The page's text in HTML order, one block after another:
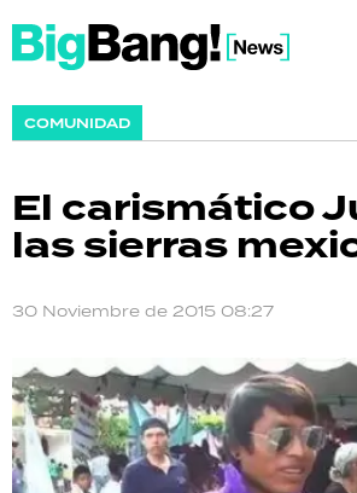
COMUNIDAD
El carismático
las sierras
30 Noviembre de 2015 08:27
SHOW
ACTUALIDAD
GRAN
SALUD